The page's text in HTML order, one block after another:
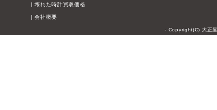
|壊れた時計買取価格
|会社概要
- Copyright(C) 大正